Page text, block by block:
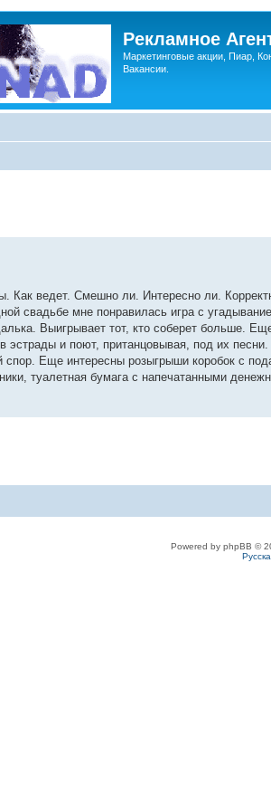
Рекламное
Маркетинговые акции, Пиар,
Вакансии.
Как ведет. Смешно ли. Интересно ли.
свадьбе мне понравилась игра с
Выигрывает тот, кто соберет больше.
эстрады и поют, пританцовывая, под их
Еще интересны розыгрыши коробок с
туалетная бумага с напечатанными
Powered by phpBB ©